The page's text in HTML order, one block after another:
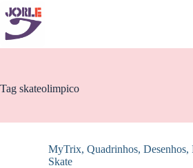
Pular
para
conteúdo
Tag skateolimpico
MyTrix, Quadrinhos, Desenhos,
Skate